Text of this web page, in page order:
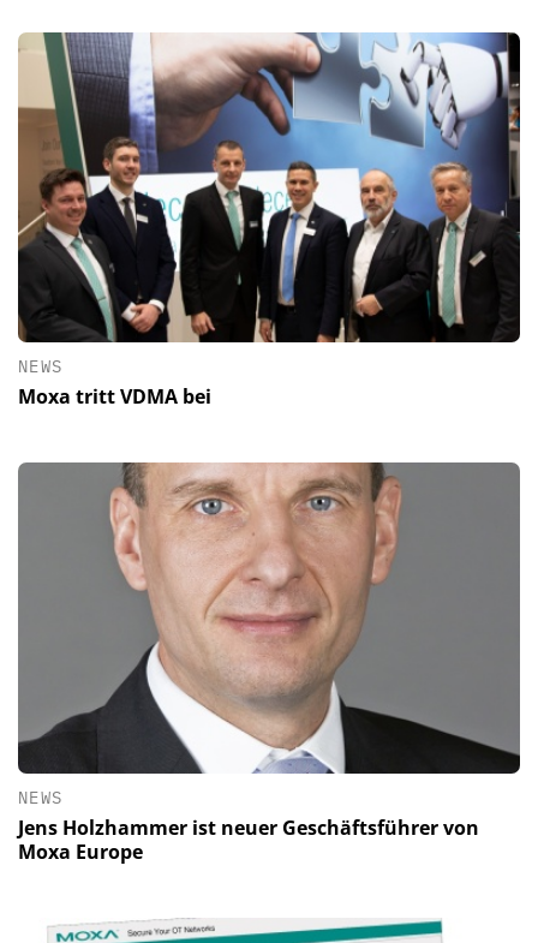
NEWS
Moxa tritt VDMA bei
NEWS
Jens Holzhammer ist neuer Geschäftsführer von
Moxa Europe